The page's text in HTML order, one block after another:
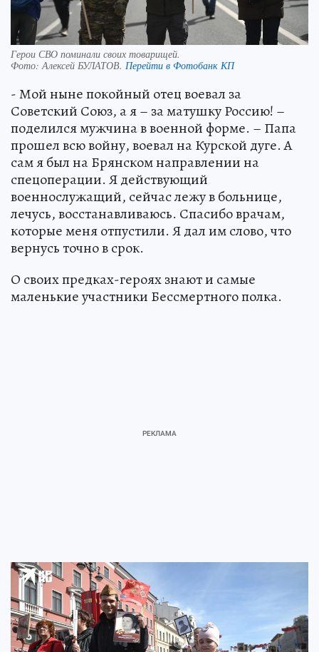
Герои СВО поминали своих товарищей.
Фото:Алексей БУЛАТОВ. Перейти в Фотобанк КП
- Мой ныне покойный отец воевал за
Советский Союз, а я – за матушку Россию! –
поделился мужчина в военной форме. – Папа
прошел всю войну, воевал на Курской дуге. А
сам я был на Брянском направлении на
спецоперации. Я действующий
военнослужащий, сейчас лежу в больнице,
лечусь, восстанавливаюсь. Спасибо врачам,
которые меня отпустили. Я дал им слово, что
вернусь точно в срок.
О своих предках-героях знают и самые
маленькие участники Бессмертного полка.